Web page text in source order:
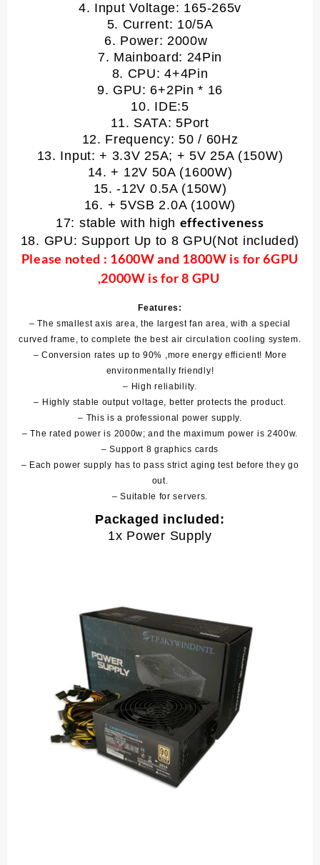
4. Input Voltage: 165-265v
5. Current: 10/5A
6. Power: 2000w
7. Mainboard: 24Pin
8. CPU: 4+4Pin
9. GPU: 6+2Pin * 16
10. IDE:5
11. SATA: 5Port
12. Frequency: 50 / 60Hz
13. Input: + 3.3V 25A; + 5V 25A (150W)
14. + 12V 50A (1600W)
15. -12V 0.5A (150W)
16. + 5VSB 2.0A (100W)
17: stable with high effectiveness
18. GPU: Support Up to 8 GPU(Not included)
Please noted : 1600W and 1800W is for 6GPU
,2000W is for 8 GPU
Features:
– The smallest axis area, the largest fan area, with a special
curved frame, to complete the best air circulation cooling system.
– Conversion rates up to 90% ,more energy efficient! More
environmentally friendly!
– High reliability.
– Highly stable output voltage, better protects the product.
– This is a professional power supply.
– The rated power is 2000w; and the maximum power is 2400w.
– Support 8 graphics cards
– Each power supply has to pass strict aging test before they go
out.
– Suitable for servers.
Packaged included:
1x Power Supply